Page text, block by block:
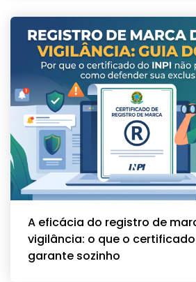
A eficácia do registro de
vigilância: o que o certificado
garante sozinho